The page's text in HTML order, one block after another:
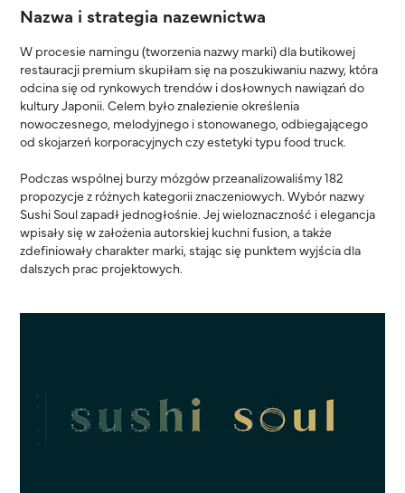
Nazwa i strategia nazewnictwa
W procesie namingu (tworzenia nazwy marki) dla butikowej
restauracji premium skupiłam się na poszukiwaniu nazwy, która
odcina się od rynkowych trendów i dosłownych nawiązań do
kultury Japonii. Celem było znalezienie określenia
nowoczesnego, melodyjnego i stonowanego, odbiegającego
od skojarzeń korporacyjnych czy estetyki typu food truck.
Podczas wspólnej burzy mózgów przeanalizowaliśmy 182
propozycje z różnych kategorii znaczeniowych. Wybór nazwy
Sushi Soul zapadł jednogłośnie. Jej wieloznaczność i elegancja
wpisały się w założenia autorskiej kuchni fusion, a także
zdefiniowały charakter marki, stając się punktem wyjścia dla
dalszych prac projektowych.